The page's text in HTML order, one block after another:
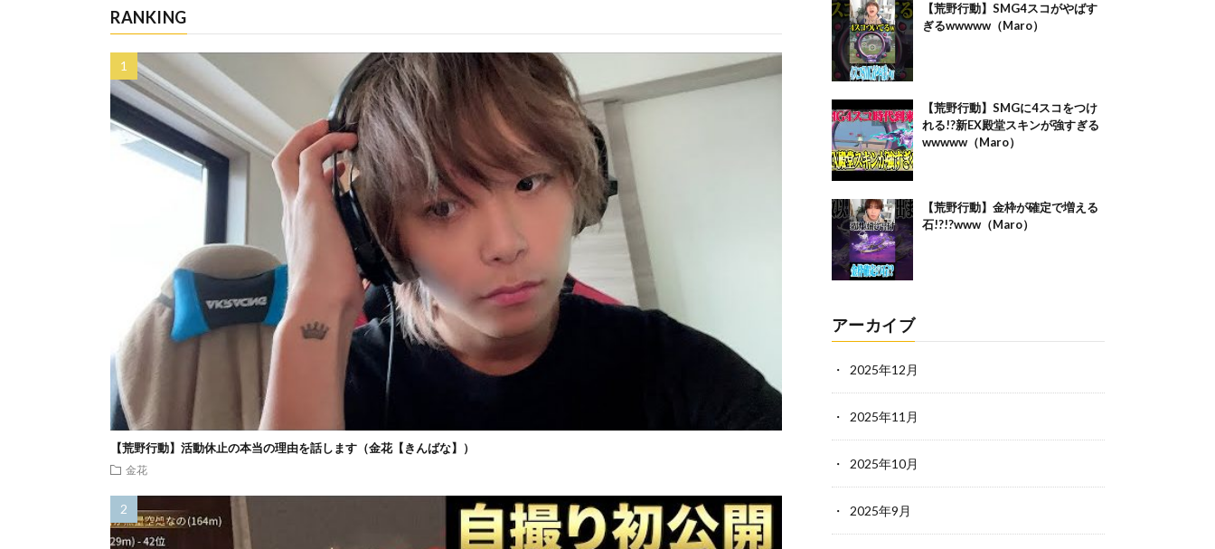
RANKING
【荒野行動】活動休止の本当の理由を話します（金花【きんばな】）
金花
【荒野行動】SMG4スコがやばす
ぎるwwwww（Maro）
【荒野行動】SMGに4スコをつけ
れる!?新EX殿堂スキンが強すぎる
wwwww（Maro）
【荒野行動】金枠が確定で増える
石!?!?www（Maro）
アーカイブ
2025年12月
2025年11月
2025年10月
2025年9月